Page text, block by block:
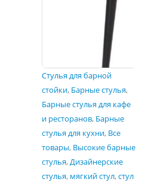
Cтулья для барной
стойки, Барные стулья,
Барные стулья для кафе
и ресторанов, Барные
стулья для кухни, Все
товары, Высокие барные
стулья,Дизайнерские
стулья, мягкий стул,стул